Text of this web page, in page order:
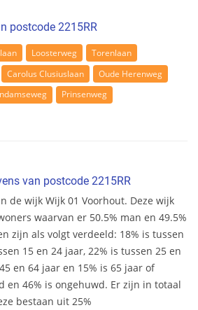
postcode 2215RR
Loosterweg
Torenlaan
Carolus Clusiuslaan
Oude Herenweg
Prinsenweg
van postcode 2215RR
de wijk Wijk 01 Voorhout. Deze wijk
waarvan er 50.5% man en 49.5%
zijn als volgt verdeeld: 18% is tussen
15 en 24 jaar, 22% is tussen 25 en
en 64 jaar en 15% is 65 jaar of
en 46% is ongehuwd. Er zijn in totaal
bestaan uit 25%